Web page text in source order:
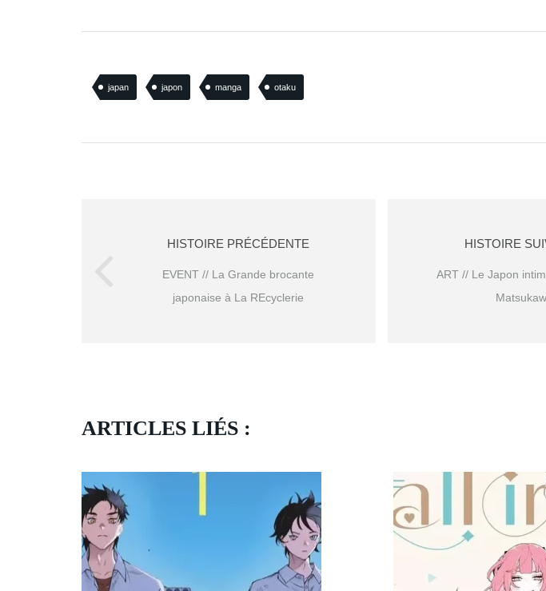
japan japon manga otaku
HISTOIRE PRÉCÉDENTE
EVENT // La Grande brocante
japonaise à La REcyclerie
HISTOIRE
ART // Le Japon
ARTICLES LIÉS :